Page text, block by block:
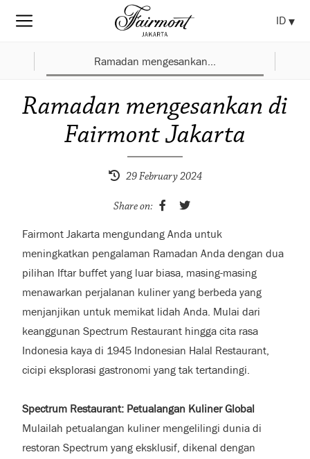
ID
Ramadan mengesankan...
Ramadan mengesankan di
Fairmont Jakarta
Share on:
29 February 2024
Fairmont Jakarta mengundang Anda untuk
meningkatkan pengalaman Ramadan Anda dengan dua
pilihan Iftar buffet yang luar biasa, masing-masing
menawarkan perjalanan kuliner yang berbeda yang
menjanjikan untuk memikat lidah Anda. Mulai dari
keanggunan Spectrum Restaurant hingga cita rasa
Indonesia kaya di 1945 Indonesian Halal Restaurant,
cicipi eksplorasi gastronomi yang tak tertandingi.
Spectrum Restaurant: Petualangan Kuliner Global
Mulailah petualangan kuliner mengelilingi dunia di
restoran Spectrum yang eksklusif, dikenal dengan